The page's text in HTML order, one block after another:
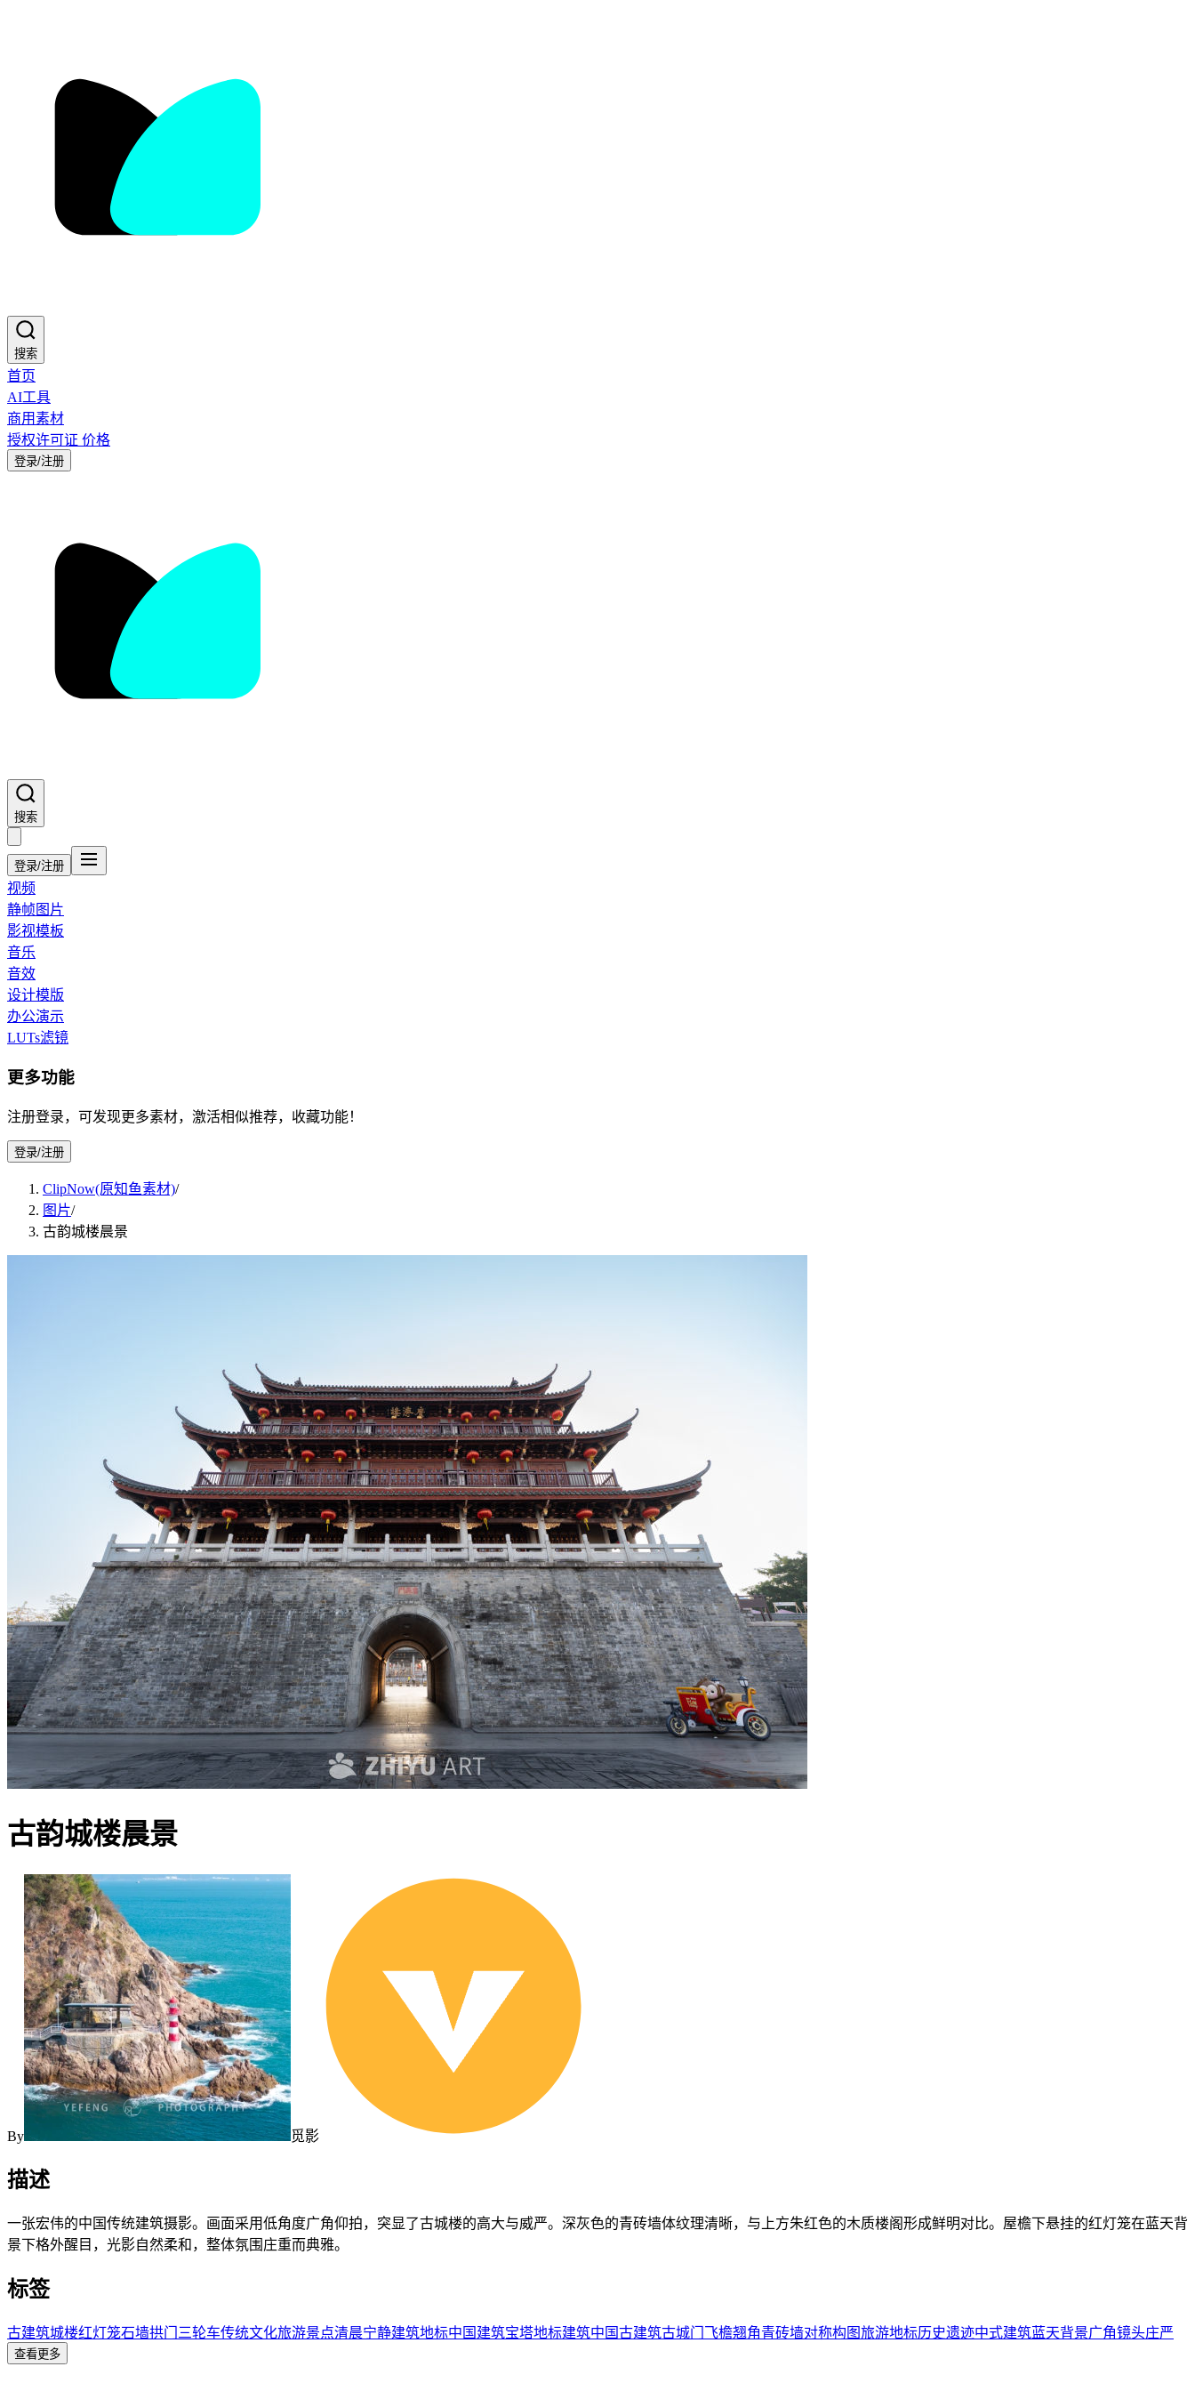
搜索
首页
AI工具
商用素材
授权许可证 价格
登录/注册
搜索
登录/注册
视频
静帧图片
影视模板
音乐
音效
设计模版
办公演示
LUTs滤镜
更多功能
注册登录，可发现更多素材，激活相似推荐，收藏功能！
登录/注册
ClipNow(原知鱼素材)/
图片/
古韵城楼晨景
古韵城楼晨景
By 觅影
描述
一张宏伟的中国传统建筑摄影。画面采用低角度广角仰拍，突显了古城楼的高大与威严。深灰色的青砖墙体纹理清晰，与上方朱红色的木质楼阁形成鲜明对比。屋檐下悬挂的红灯笼在蓝天背
景下格外醒目，光影自然柔和，整体氛围庄重而典雅。
标签
古建筑城楼红灯笼石墙拱门 三轮车传统文化旅游景点清晨宁静建筑地标中国建筑宝塔地标建筑中国古建筑古城门 飞檐翘角青砖墙对称构图旅游地标历史遗迹中式建筑蓝天背景广角镜头庄严
查看更多